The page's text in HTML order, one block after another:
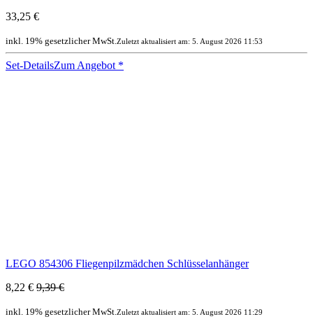
33,25 €
inkl. 19% gesetzlicher MwSt.Zuletzt aktualisiert am: 5. August 2026 11:53
Set-DetailsZum Angebot *
LEGO 854306 Fliegenpilzmädchen Schlüsselanhänger
8,22 € 9,39 €
inkl. 19% gesetzlicher MwSt.Zuletzt aktualisiert am: 5. August 2026 11:29